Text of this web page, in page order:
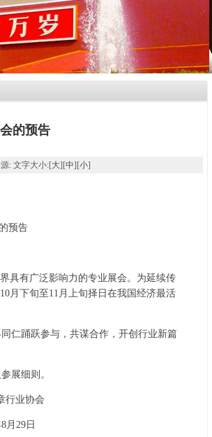
的预告
: 文字大小:[大][中][小]
预告
具有广泛影响力的专业展会。为延续传
月下旬至11月上旬择日在我国经济最活
仁踊跃参与，共谋合作，开创行业新篇
展细则。
会